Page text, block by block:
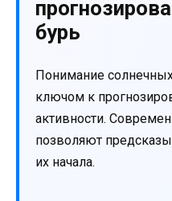
бурь
Понимание
ключом к
активности.
позволяют
их начала.